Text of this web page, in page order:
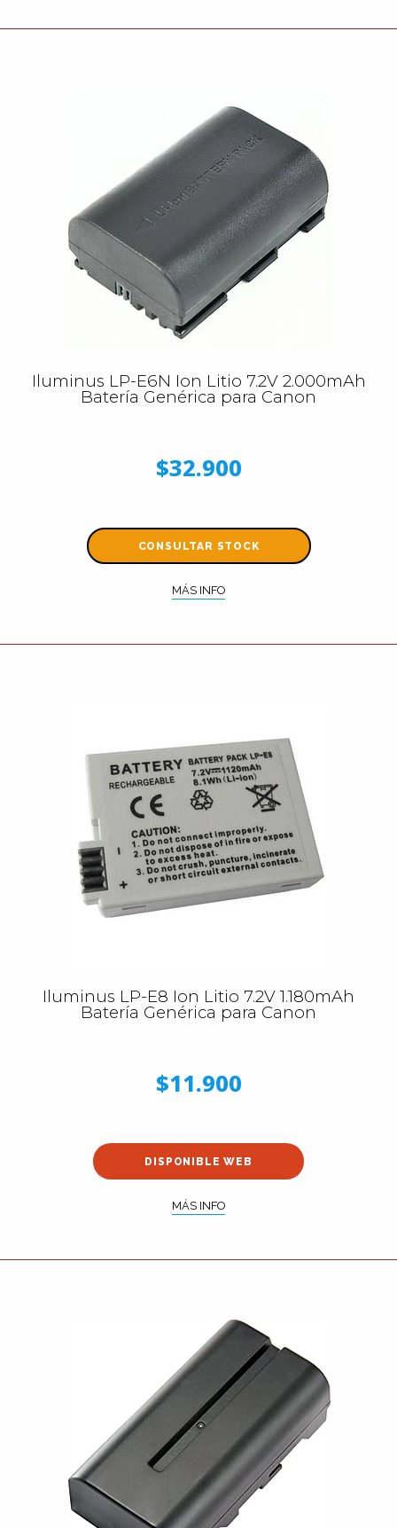
Iluminus LP-E6N Ion Litio 7.2V 2.000mAh
Batería Genérica para Canon
$32.900
CONSULTAR STOCK
MÁS INFO
Iluminus LP-E8 Ion Litio 7.2V 1.180mAh
Batería Genérica para Canon
$11.900
DISPONIBLE WEB
MÁS INFO